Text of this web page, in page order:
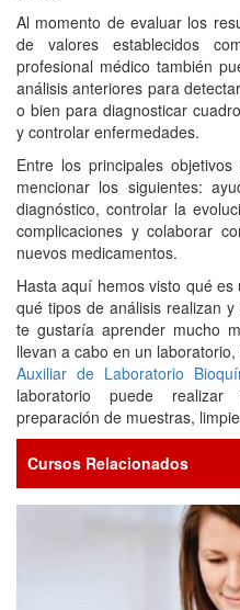
Al momento de evaluar los
de valores establecidos
profesional médico también
análisis anteriores para
o bien para diagnosticar
y controlar enfermedades.
Entre los principales
mencionar los siguientes:
diagnóstico, controlar la
complicaciones y colaborar
nuevos medicamentos.
Hasta aquí hemos visto qué
qué tipos de análisis realizan
te gustaría aprender mucho
llevan a cabo en un
Auxiliar de Laboratorio
laboratorio puede
preparación de muestras,
Cursos Relacionados